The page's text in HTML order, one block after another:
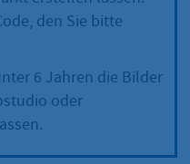
den Sie bitte
6 Jahren die Bilder
oder